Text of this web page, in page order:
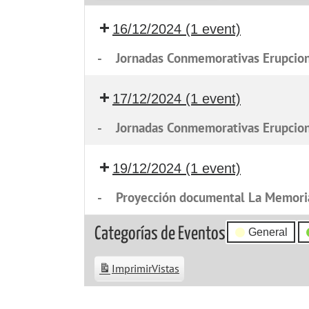
16/12/2024 (1 event)
- Jornadas Conmemorativas
17/12/2024 (1 event)
- Jornadas Conmemorativas
19/12/2024 (1 event)
- Proyección documental La
Categorías de Eventos General
ImprimirVistas